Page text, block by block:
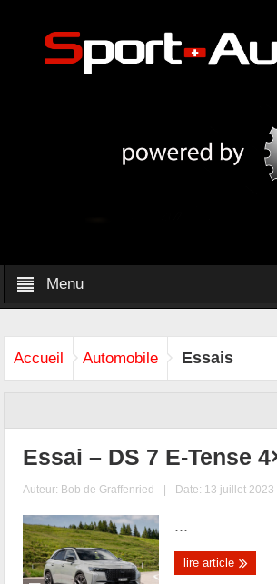
Menu
Accueil Automobile Essais
Essai – DS 7 E-Tense
Auteur: Bob de Graffenried | Date: 13 juillet 2023
...
lire article